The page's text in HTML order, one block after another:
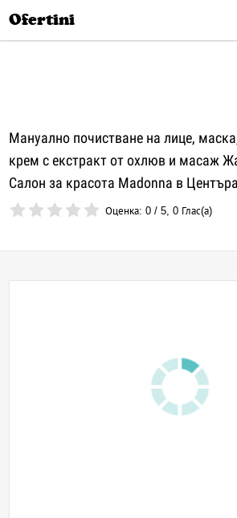
Ofertini
Мануално почистване на лице,
крем с екстракт от охлюв и масаж
Салон за красота Madonna в Центъра
Оценка:0 /5,0 Глас(а)